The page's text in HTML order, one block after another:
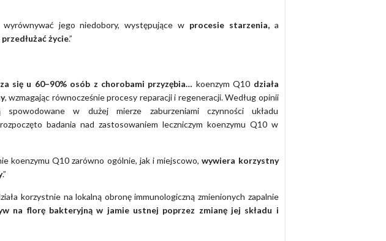
wyrównywać jego niedobory, występujące w procesie starzenia,a
życie.”
się u 60–90% osób z chorobami przyzębia… koenzym Q10 działa
, wzmagając równocześnie procesy reparacji i regeneracji. Według opinii
w dużej mierze zaburzeniami czynności układu
badania nad zastosowaniem leczniczym koenzymu Q10 w
koenzymu Q10 zarówno ogólnie, jak i miejscowo,wywiera korzystny
.”
korzystnie na lokalną obronę immunologiczną zmienionych zapalnie
na florę bakteryjną w jamie ustnej poprzez zmianę jej składu i